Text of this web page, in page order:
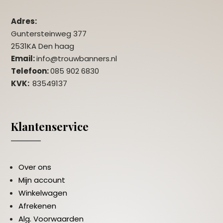
Adres:
Guntersteinweg 377
2531KA Den haag
Email:info@trouwbanners.nl
Telefoon:085 902 6830
KVK:83549137
Klantenservice
Over ons
Mijn account
Winkelwagen
Afrekenen
Alg. Voorwaarden